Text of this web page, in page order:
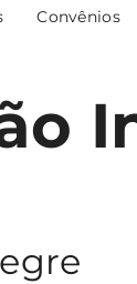
Convênios